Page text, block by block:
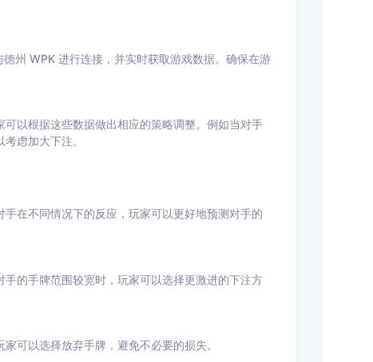
德州 WPK 进行连接，并实时获取游戏数据。确保在游
以根据这些数据做出相应的策略调整。例如当对手
虑加大下注。
在不同情况下的反应，玩家可以更好地预测对手的
的手牌范围较宽时，玩家可以选择更激进的下注方
可以选择放弃手牌，避免不必要的损失。